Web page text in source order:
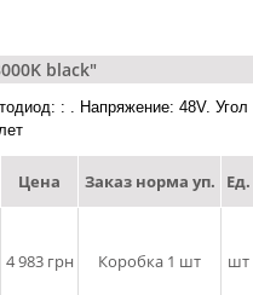
black"
: . Напряжение: 48V. Угол
Цена Заказ норма уп. Ед.
4 983 грн Коробка 1 шт
шт